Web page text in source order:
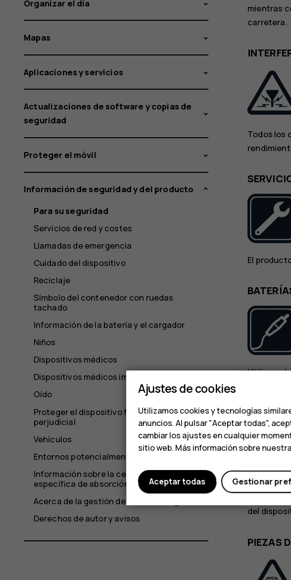
mientras
carretera.
Todos los
El
Utilice
Si el
del
PIEZAS
Organizar el día
Mapas
Aplicaciones y servicios
Actualizaciones de software y copias de
seguridad
Proteger el móvil
Información de seguridad y del producto
Para su seguridad
Servicios de red y costes
Llamadas de emergencia
Cuidado del dispositivo
Reciclaje
Símbolo del contenedor con ruedas
tachado
Información de la batería y el cargador
Niños
Dispositivos médicos
Dispositivos médicos implantados
Oído
Proteger el dispositivo frente a contenido
perjudicial
Vehículos
Entornos potencialmente explosivos
Información sobre la certificación de la tasa
específica de absorción (SAR)
Acerca de la gestión de derechos digitales
Derechos de autor y avisos
Ajustes de cookies
Utilizamos cookies y tecnologías
anuncios. Al pulsar "Aceptar todas",
cambiar los ajustes en cualquier
sitio web. Más información sobre
Gestionar
Aceptar todas